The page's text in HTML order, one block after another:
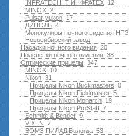
12
INFRATECH IT ИНФРАТЕХ
2
MINOX
17
Pulsar yukon
4
ДИПОЛЬ
Монокуляры ночного видения НПЗ
Новосибирский завод
20
Насадки ночного видения
38
Подсветки ночного видения
347
Оптические прицелы
10
MINOX
31
Nikon
0
Прицелы Nikon Buckmasters
5
Прицелы Nikon Fieldmaster
19
Прицелы Nikon Monarch
7
Прицелы Nikon ProStaff
9
Schmidt & Bender
7
VIXEN
53
ВОМЗ ПИЛАД Вологда